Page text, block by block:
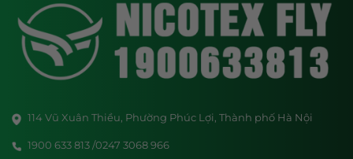
114 Vũ Xuân Thiều, Phường Phúc Lợi, Thành phố Hà Nội
1900 633 813 /0247 3068 966